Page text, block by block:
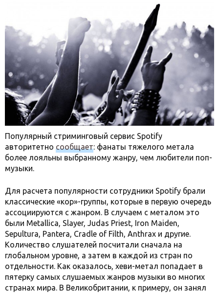
Популярный стриминговый сервис Spotify
авторитетно сообщает: фанаты тяжелого метала
более лояльны выбранному жанру, чем любители поп-
музыки.
Для расчета популярности сотрудники Spotify брали
классические «кор»-группы, которые в первую очередь
ассоциируются с жанром. В случаем с металом это
были Metallica, Slayer, Judas Priest, Iron Maiden,
Sepultura, Pantera, Cradle of Filth, Anthrax и другие.
Количество слушателей посчитали сначала на
глобальном уровне, а затем в каждой из стран по
отдельности. Как оказалось, хеви-метал попадает в
пятерку самых слушаемых жанров музыки во многих
странах мира. В Великобритании, к примеру, он занял